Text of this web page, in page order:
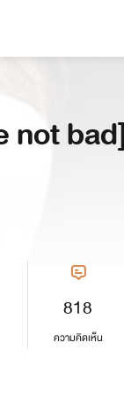
not
818
ความคิดเห็น